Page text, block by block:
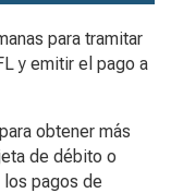
para tramitar
y emitir el pago a
para obtener más
de débito o
pagos de